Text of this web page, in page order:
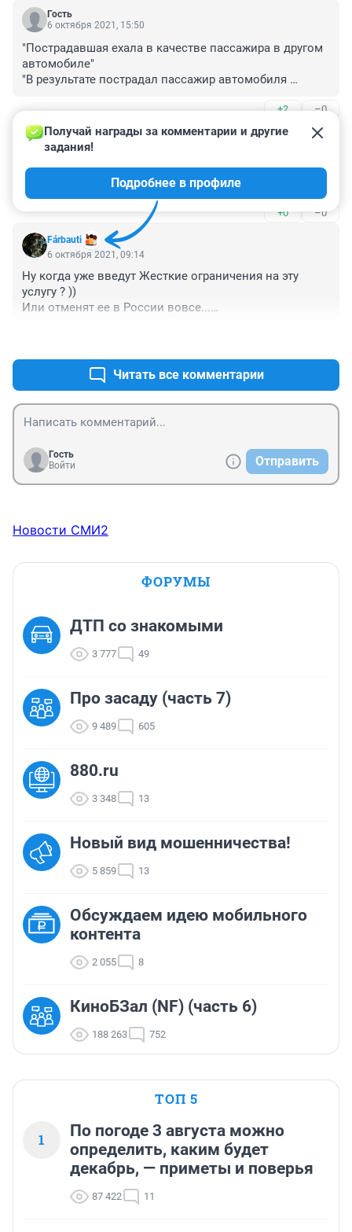
Гость
6 октября 2021, 15:50
"Пострадавшая ехала в качестве пассажира в другом
автомобиле"
"В результате пострадал пассажир автомобиля
Алёна Богинская, вы там уж определитесь,
пассажирка какого именно авто пострадала, а потом
уже статью пишите, ага?
+2 –0
Гость
6 октября 2021, 09:49
Уже и каршеринг вытворяет что попало. Запишем его
после электросамокатов ;)
+0 –0
Fárbauti
Получай награды за комментарии и другие
задания!
Подробнее в профиле
6 октября 2021, 09:14
Ну когда уже введут Жесткие ограничения на эту
услугу ? ))
Или отменят ее в России вовсе...
давать в руки.
Читать все комментарии
Гость
Войти
Отправить
Новости СМИ2
ФОРУМЫ
ДТП со знакомыми
3 777 49
Про засаду (часть 7)
9 489 605
880.ru
3 348 13
Новый вид мошенничества!
5 859 13
Обсуждаем идею мобильного
контента
2 055 8
КиноБЗал (NF) (часть 6)
188 263 752
ТОП 5
1
По погоде 3 августа можно
определить, каким будет
декабрь, — приметы и поверья
87 422 11